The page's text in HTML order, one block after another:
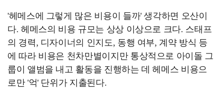
'헤메스에 그렇게 많은 비용이 들까' 생각하면 오산이
다. 헤메스의 비용 규모는 상상 이상으로 크다. 스태프
의 경력, 디자이너의 인지도, 동행 여부, 계약 방식 등
에 따라 비용은 천차만별이지만 통상적으로 아이돌 그
룹이 앨범을 내고 활동을 진행하는 데 헤메스 비용으
로만 '억' 단위가 지출된다.